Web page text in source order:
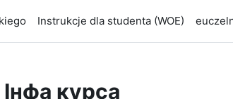
Instrukcje dla studenta (WOE)
Інфа курса